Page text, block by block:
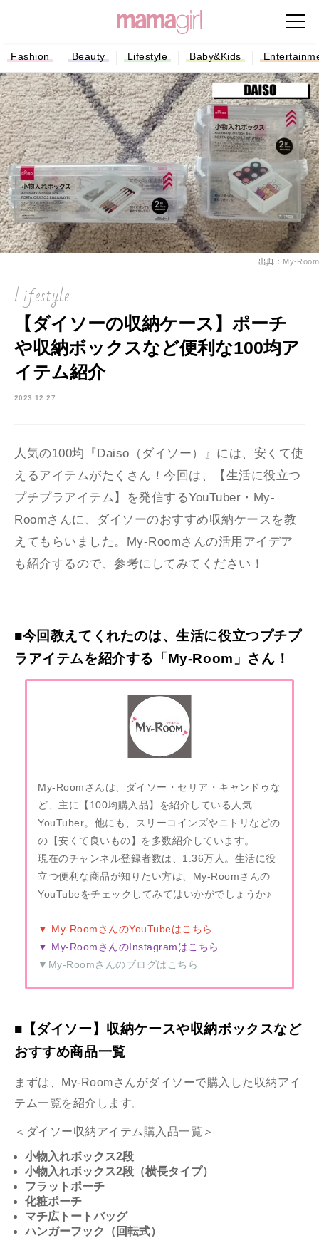
Fashion Beauty Lifestyle Baby&Kids
出典： My-Room
Lifestyle
【ダイソーの収納ケース】ポーチ
や収納ボックスなど便利な100均ア
イテム紹介
2023.12.27
人気の100均『Daiso（ダイソー）』には、安くて使
えるアイテムがたくさん！今回は、【生活に役立つ
プチプラアイテム】を発信するYouTuber・My-
Roomさんに、ダイソーのおすすめ収納ケースを教
えてもらいました。My-Roomさんの活用アイデア
も紹介するので、参考にしてみてください！
■今回教えてくれたのは、生活に役立つプチプ
ラアイテムを紹介する「My-Room」さん！
My-Roomさんは、ダイソー・セリア・キャンドゥな
ど、主に【100均購入品】を紹介している人気
YouTuber。他にも、スリーコインズやニトリなどの
の【安くて良いもの】を多数紹介しています。
現在のチャンネル登録者数は、1.36万人。生活に役
立つ便利な商品が知りたい方は、My-Roomさんの
YouTubeをチェックしてみてはいかがでしょうか♪
▼ My-RoomさんのYouTubeはこちら
▼ My-RoomさんのInstagramはこちら
▼ My-Roomさんのブログはこちら
■【ダイソー】収納ケースや収納ボックスなど
おすすめ商品一覧
まずは、My-Roomさんがダイソーで購入した収納アイ
テム一覧を紹介します。
＜ダイソー収納アイテム購入品一覧＞
小物入れボックス2段
小物入れボックス2段（横長タイプ）
フラットポーチ
化粧ポーチ
マチ広トートバッグ
ハンガーフック（回転式）